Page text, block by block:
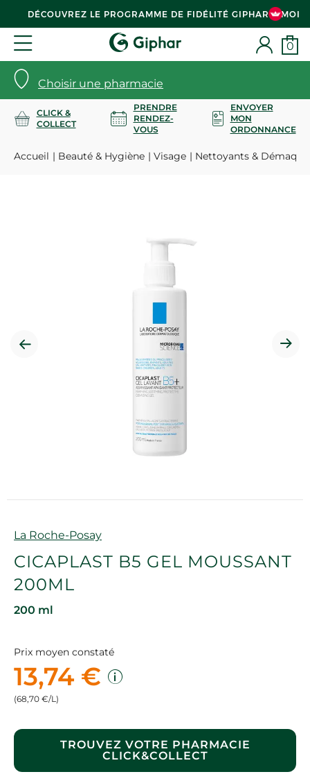
DÉCOUVREZ LE PROGRAMME DE FIDÉLITÉ GIPHAR & MOI
Choisir une pharmacie
0
CLICK &
COLLECT
PRENDRE
RENDEZ-
VOUS
ENVOYER
MON
ORDONNANCE
Accueil Beauté & Hygiène Visage Nettoyants &
Marque
La Roche-Posay
CICAPLAST B5 GEL MOUSSANT
200ML
200 ml
Prix moyen constaté
13,74 €
(68,70 €/L)
TROUVEZ VOTRE PHARMACIE
CLICK&COLLECT